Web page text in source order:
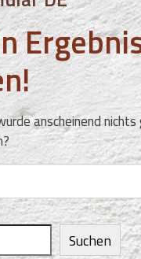
anscheinend nichts
Suchen